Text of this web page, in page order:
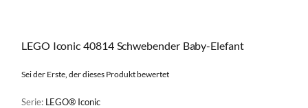
LEGO Iconic 40814 Schwebender Baby-Elefant
Sei der Erste, der dieses Produkt bewertet
Serie: LEGO® Iconic